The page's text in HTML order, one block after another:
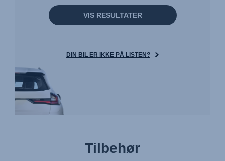
VIS RESULTATER
DIN BIL ER IKKE PÅ LISTEN?
Tilbehør